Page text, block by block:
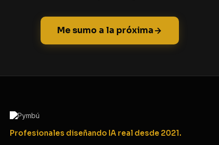
Me sumo a la próxima
Profesionales diseñando IA real desde 2021.